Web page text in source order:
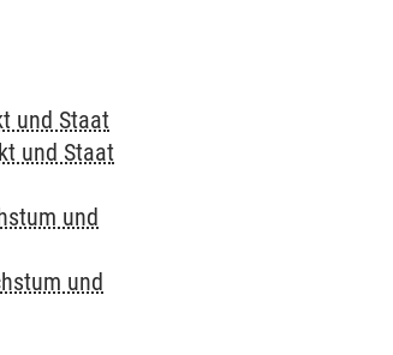
und Staat
und Staat
und
und